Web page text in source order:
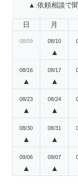
▲:依頼相談で
日 月
08/09 08/10
▲
08/16
▲
08/17
▲
08/23
▲
08/24
▲
08/30
▲
08/31
▲
09/06
▲
09/07
▲